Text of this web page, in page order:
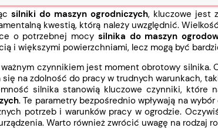
silniki do maszyn ogrodniczych, kluczowe jest
kwestią, którą należy uwzględnić.
o potrzebnej mocy silnika do maszyn
i większymi powierzchniami, lecz mogą być
czynnikiem jest moment obrotowy silnika.
się na zdolność do pracy w trudnych warunkach,
silnika stanowią kluczowe czynniki, które
. Te parametry bezpośrednio wpływają na
potrzeb i warunków pracy w ogrodzie.
Warto również zwrócić uwagę na